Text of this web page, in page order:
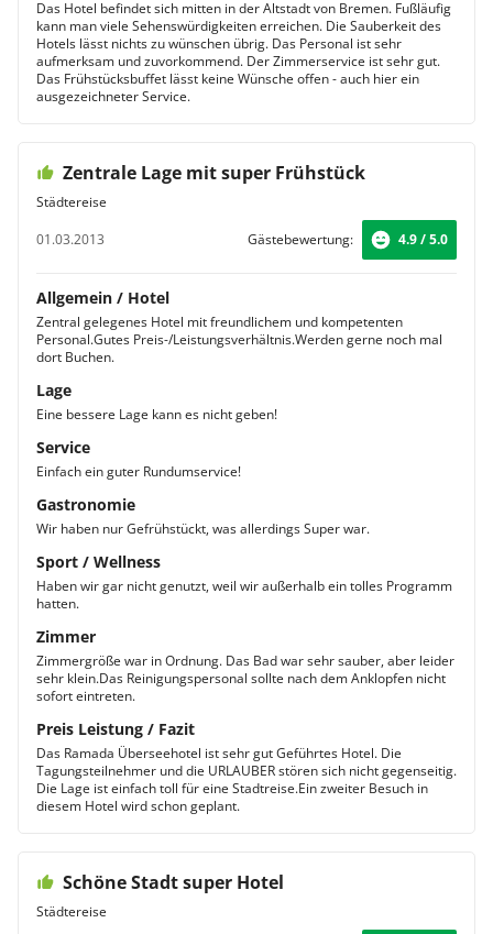
Das Hotel befindet sich mitten in der Altstadt von Bremen. Fußläufig
kann man viele Sehenswürdigkeiten erreichen. Die Sauberkeit des
Hotels lässt nichts zu wünschen übrig. Das Personal ist sehr
aufmerksam und zuvorkommend. Der Zimmerservice ist sehr gut.
Das Frühstücksbuffet lässt keine Wünsche offen - auch hier ein
ausgezeichneter Service.
Zentrale Lage mit super Frühstück
Städtereise
01.03.2013
Gästebewertung: 4.9 / 5.0
Allgemein / Hotel
Zentral gelegenes Hotel mit freundlichem und kompetenten
Personal.Gutes Preis-/Leistungsverhältnis.Werden gerne noch mal
dort Buchen.
Lage
Eine bessere Lage kann es nicht geben!
Service
Einfach ein guter Rundumservice!
Gastronomie
Wir haben nur Gefrühstückt, was allerdings Super war.
Sport / Wellness
Haben wir gar nicht genutzt, weil wir außerhalb ein tolles Programm
hatten.
Zimmer
Zimmergröße war in Ordnung. Das Bad war sehr sauber, aber leider
sehr klein.Das Reinigungspersonal sollte nach dem Anklopfen nicht
sofort eintreten.
Preis Leistung / Fazit
Das Ramada Überseehotel ist sehr gut Geführtes Hotel. Die
Tagungsteilnehmer und die URLAUBER stören sich nicht gegenseitig.
Die Lage ist einfach toll für eine Stadtreise.Ein zweiter Besuch in
diesem Hotel wird schon geplant.
Schöne Stadt super Hotel
Städtereise